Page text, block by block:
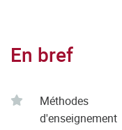
En bref
Méthodes
d'enseignement